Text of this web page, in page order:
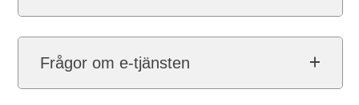
Frågor om e-tjänsten